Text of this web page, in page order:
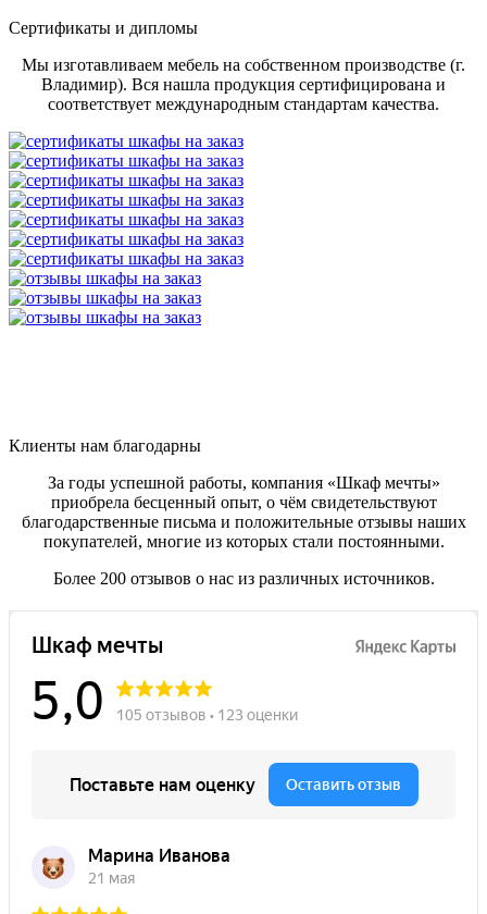
Сертификаты и дипломы
Мы изготавливаем мебель на собственном производстве (г.
Владимир). Вся нашла продукция сертифицирована и
соответствует международным стандартам качества.
Клиенты нам благодарны
За годы успешной работы, компания «Шкаф мечты»
приобрела бесценный опыт, о чём свидетельствуют
благодарственные письма и положительные отзывы наших
покупателей, многие из которых стали постоянными.
Более 200 отзывов о нас из различных источников.